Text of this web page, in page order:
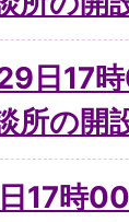
29日17
所の開
17時